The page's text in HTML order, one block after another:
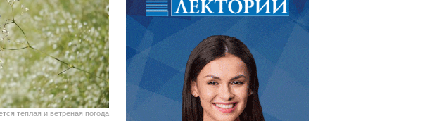
теплая и ветреная погода